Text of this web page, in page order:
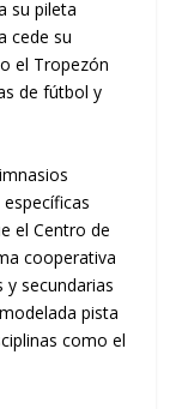
su pileta
cede su
el Tropezón
de fútbol y
el Centro de
cooperativa
y secundarias
pista
como el